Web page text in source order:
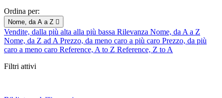
Ordina per:
Nome, da A a Z 
Vendite, dalla più alta alla più bassa Rilevanza Nome, da A a Z
Nome, da Z ad A Prezzo, da meno caro a più caro Prezzo, da più
caro a meno caro Reference, A to Z Reference, Z to A
Filtri attivi